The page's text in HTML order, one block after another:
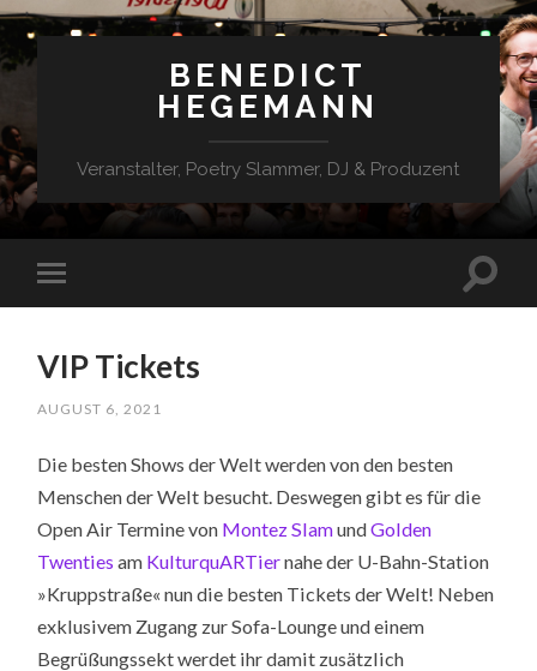
BENEDICT
HEGEMANN
Veranstalter, Poetry Slammer, DJ & Produzent
VIP Tickets
AUGUST 6, 2021
Die besten Shows der Welt werden von den besten
Menschen der Welt besucht. Deswegen gibt es für die
Open Air Termine von Montez SlamundGolden
Twenties am KulturquARTiernahe der U-Bahn-Station
»Kruppstraße« nun die besten Tickets der Welt! Neben
exklusivem Zugang zur Sofa-Lounge und einem
Begrüßungssekt werdet ihr damit zusätzlich